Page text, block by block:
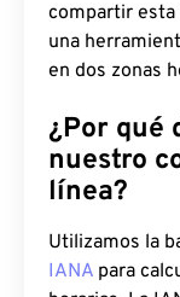
compartir esta
una
en dos zonas
¿Por qué
nuestro
línea?
Utilizamos la
IANA para